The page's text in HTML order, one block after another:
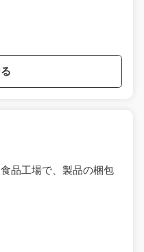
品工場で、製品の梱包